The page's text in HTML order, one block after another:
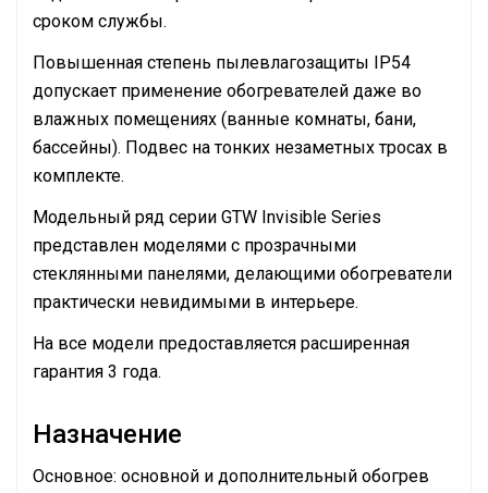
сроком службы.
Повышенная степень пылевлагозащиты IP54
допускает применение обогревателей даже во
влажных помещениях (ванные комнаты, бани,
бассейны). Подвес на тонких незаметных тросах в
комплекте.
Модельный ряд серии GTW Invisible Series
представлен моделями с прозрачными
стеклянными панелями, делающими обогреватели
практически невидимыми в интерьере.
На все модели предоставляется расширенная
гарантия 3 года.
Назначение
Основное: основной и дополнительный обогрев